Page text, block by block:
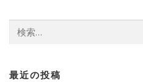
索:
最近の投稿